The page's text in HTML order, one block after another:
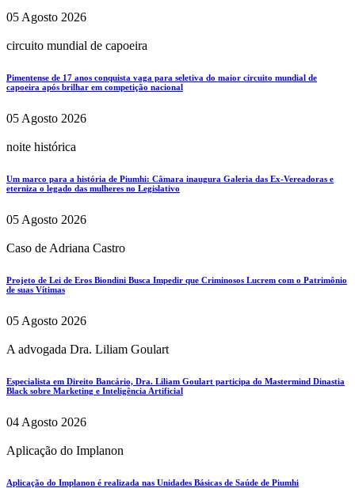
05 Agosto 2026
circuito mundial de capoeira
Pimentense de 17 anos conquista vaga para seletiva do maior circuito mundial de
capoeira após brilhar em competição nacional
05 Agosto 2026
noite histórica
Um marco para a história de Piumhi: Câmara inaugura Galeria das Ex-Vereadoras e
eterniza o legado das mulheres no Legislativo
05 Agosto 2026
Caso de Adriana Castro
Projeto de Lei de Eros Biondini Busca Impedir que Criminosos Lucrem com o Patrimônio
de suas Vítimas
05 Agosto 2026
A advogada Dra. Liliam Goulart
Especialista em Direito Bancário, Dra. Liliam Goulart participa do Mastermind Dinastia
Black sobre Marketing e Inteligência Artificial
04 Agosto 2026
Aplicação do Implanon
Aplicação do Implanon é realizada nas Unidades Básicas de Saúde de Piumhi